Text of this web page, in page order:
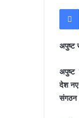
अपुष्ट
अपुष्ट
देश नए
संगठन